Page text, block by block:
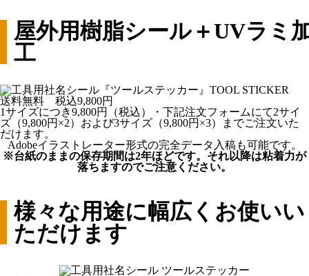
屋外用樹脂シール＋UVラミ
工
1サイズにつき9,800円（税込）・下記注文フォームにて2サイ
ズ（9,800円×2）および3サイズ（9,800円×3）までご注文いた
だけます。
Adobeイラストレーター形式の完全データ入稿も可能です。
※台紙のままの保存期間は2年ほどです。それ以降は粘着力が
落ちますのでご注意ください。
様々な用途に幅広くお使いい
ただけます